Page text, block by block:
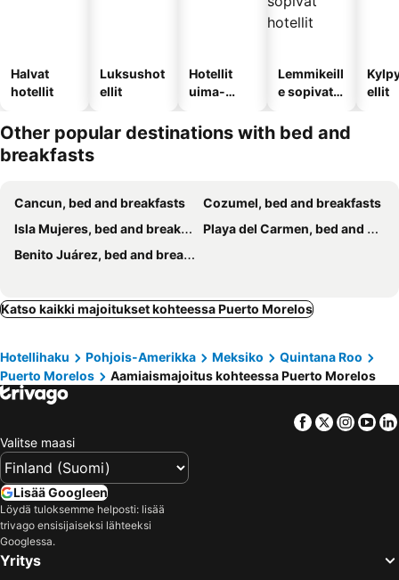
Halvat
hotellit
Luksushot
ellit
Hotellit
uima-
Lemmikeill
e sopivat
ellit
Other popular destinations with bed and
breakfasts
Cancun, bed and breakfasts
Cozumel, bed and breakfasts
Isla Mujeres, bed and breakfasts
Playa del Carmen, bed and breakfasts
Benito Juárez, bed and breakfasts
Katso kaikki majoitukset kohteessa Puerto Morelos
Hotellihaku Pohjois-Amerikka Meksiko
Quintana Roo
Puerto Morelos
Aamiaismajoitus kohteessa Puerto Morelos
Facebook
Twitter
Valitse maasi
Lisää Googleen
Löydä tuloksemme helposti: lisää
trivago ensisijaiseksi lähteeksi
Googlessa.
Yritys